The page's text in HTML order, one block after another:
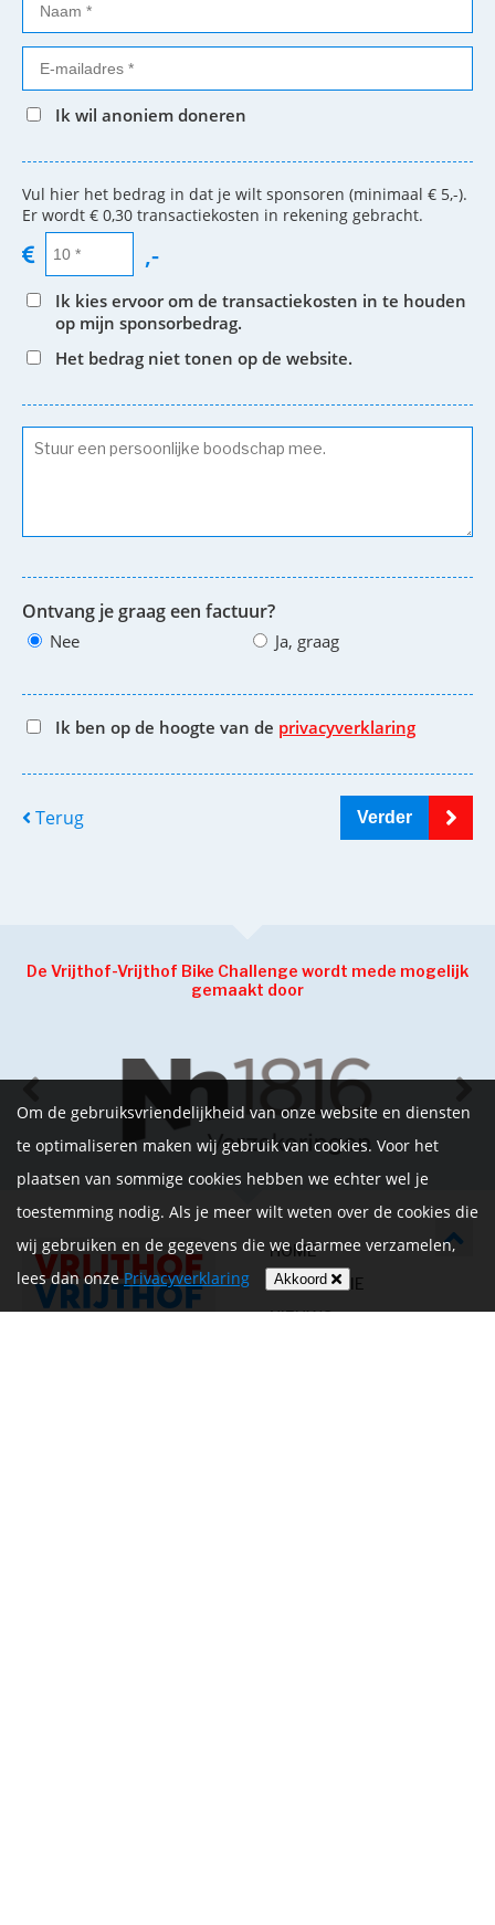
Ik wil anoniem doneren
Vul hier het bedrag in dat je wilt sponsoren (minimaal € 5,-).
Er wordt € 0,30 transactiekosten in rekening gebracht.
,-
Ik kies ervoor om de transactiekosten in te houden
op mijn sponsorbedrag.
Het bedrag niet tonen op de website.
Ontvang je graag een factuur?
Nee Ja, graag
Ik ben op de hoogte van de privacyverklaring
Terug Verder
De Vrijthof-Vrijthof Bike Challenge wordt mede mogelijk
gemaakt door
HOME
INFORMATIE
NIEUWS
Om de gebruiksvriendelijkheid van onze website en diensten
te optimaliseren maken wij gebruik van cookies. Voor het
plaatsen van sommige cookies hebben we echter wel je
toestemming nodig. Als je meer wilt weten over de cookies die
wij gebruiken en de gegevens die we daarmee verzamelen,
lees dan onzePrivacyverklaring Akkoord